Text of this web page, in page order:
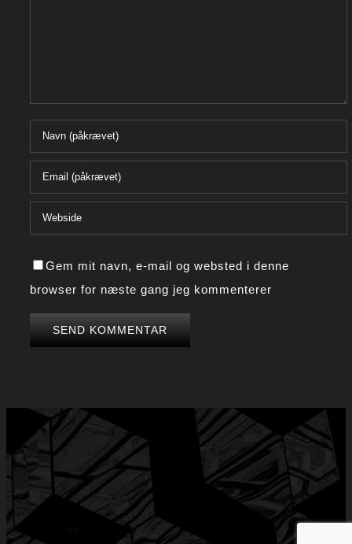
Gem mit navn, e-mail og websted i denne
browser for næste gang jeg kommenterer